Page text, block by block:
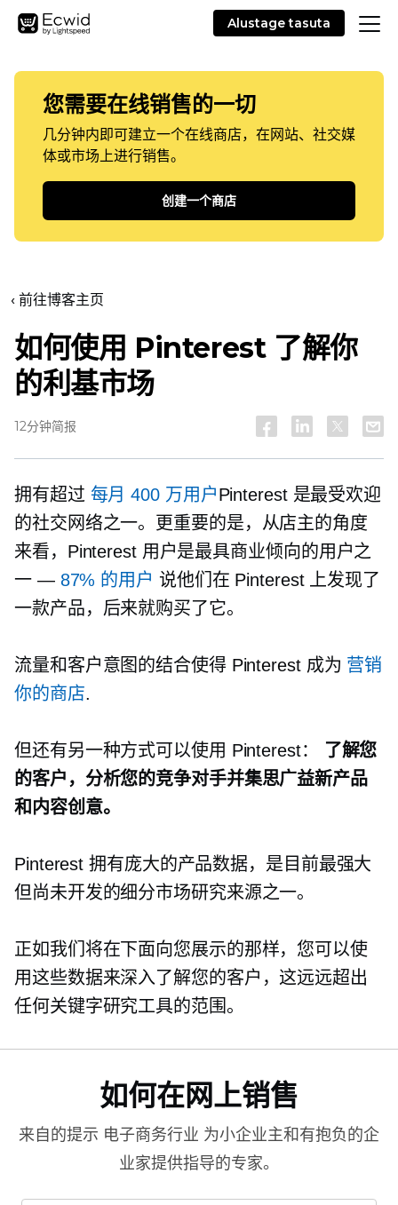
Alustage tasuta
您需要在线销售的一切
几分钟内即可建立一个在线商店，在网站、社交媒
体或市场上进行销售。
创建一个商店
‹ 前往博客主页
如何使用 Pinterest 了解你
的利基市场
12分钟简报
拥有超过 每月 400 万用户Pinterest 是最受欢迎
的社交网络之一。更重要的是，从店主的角度
来看，Pinterest 用户是最具商业倾向的用户之
一 — 87% 的用户 说他们在 Pinterest 上发现了
一款​​产品，后来就购买了它。
流量和客户意图的结合使得 Pinterest 成为 营销
你的商店.
但还有另一种方式可以使用 Pinterest：
了解您
的客户，分析您的竞争对手并集思广益新产品
和内容创意。
Pinterest 拥有庞大的产品数据，是目前最强大
但尚未开发的细分市场研究来源之一。
正如我们将在下面向您展示的那样，您可以使
用这些数据来深入了解您的客户，这远远超出
任何关键字研究工具的范围。
如何在网上销售
来自的提示 电子商务行业 为小企业主和有抱负的企
业家提供指导的专家。